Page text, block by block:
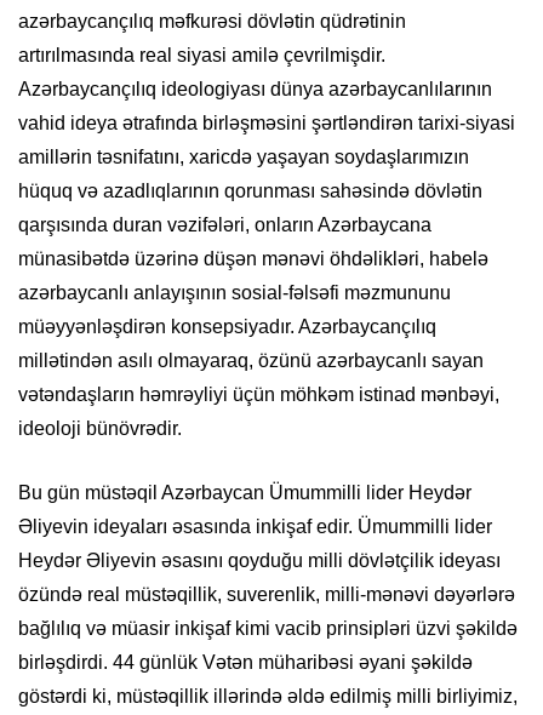
azərbaycançılıq məfkurəsi dövlətin qüdrətinin
artırılmasında real siyasi amilə çevrilmişdir.
Azərbaycançılıq ideologiyası dünya azərbaycanlılarının
vahid ideya ətrafında birləşməsini şərtləndirən tarixi-siyasi
amillərin təsnifatını, xaricdə yaşayan soydaşlarımızın
hüquq və azadlıqlarının qorunması sahəsində dövlətin
qarşısında duran vəzifələri, onların Azərbaycana
münasibətdə üzərinə düşən mənəvi öhdəlikləri, habelə
azərbaycanlı anlayışının sosial-fəlsəfi məzmununu
müəyyənləşdirən konsepsiyadır. Azərbaycançılıq
millətindən asılı olmayaraq, özünü azərbaycanlı sayan
vətəndaşların həmrəyliyi üçün möhkəm istinad mənbəyi,
ideoloji bünövrədir.
Bu gün müstəqil Azərbaycan Ümummilli lider Heydər
Əliyevin ideyaları əsasında inkişaf edir. Ümummilli lider
Heydər Əliyevin əsasını qoyduğu milli dövlətçilik ideyası
özündə real müstəqillik, suverenlik, milli-mənəvi dəyərlərə
bağlılıq və müasir inkişaf kimi vacib prinsipləri üzvi şəkildə
birləşdirdi. 44 günlük Vətən müharibəsi əyani şəkildə
göstərdi ki, müstəqillik illərində əldə edilmiş milli birliyimiz,